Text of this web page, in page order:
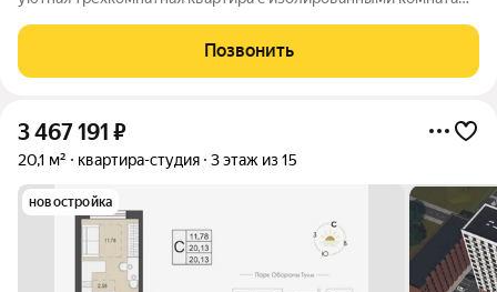
квартире выполнен косметический ремонт, что позволяет
сразу заселиться без
Позвонить
3 467 191 ₽
20,1 м² квартира-студия 3 этаж из 15
новостройка